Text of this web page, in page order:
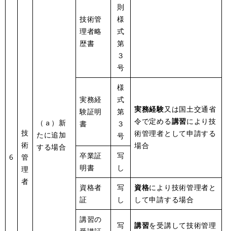
6
技
術
管
理
者
（ａ）新
たに追加
する場合
技術管
理者略
歴書
則
様
式
第
３
号
実務経
験証明
書
様
式
第
３
号
実務経験又は国土交通省
令で定める講習により技
術管理者として申請する
場合
卒業証
明書
写
し
資格者
証
写
し
資格により技術管理者と
して申請する場合
講習の
写
講習を受講して技術管理